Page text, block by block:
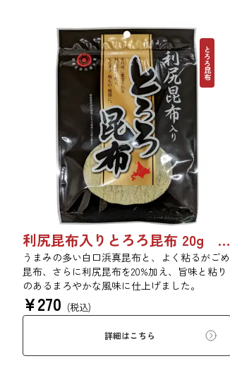
とろろ昆布
利尻昆布入りとろろ昆布 20g 3436
うまみの多い白口浜真昆布と、よく粘るがごめ
昆布、さらに利尻昆布を20%加え、旨味と粘り
のあるまろやかな風味に仕上げました。
¥270 (税込)
詳細はこちら